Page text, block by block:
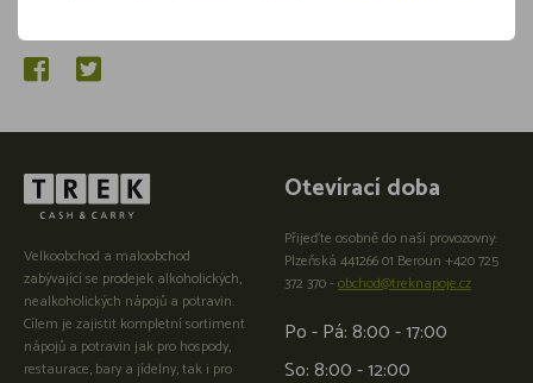
Velkoobchod a maloobchod
zabývající se prodejek alkoholických,
nealkoholických nápojů a potravin.
Cílem je zajistit kompletní sortiment
nápojů a potravin jak pro hospody,
restaurace, bary a jídelny, tak i pro
Otevírací doba
Přijeďte osobně do naší provozovny:
Plzeňská 441266 01 Beroun +420 725
372 370 -obchod@treknapoje.cz
Po - Pá: 8:00 - 17:00
So: 8:00 - 12:00